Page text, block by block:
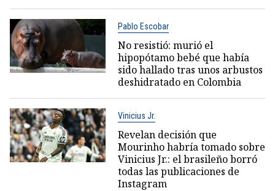
Pablo Escobar
No resistió: murió el
hipopótamo bebé que había
sido hallado tras unos arbustos
deshidratado en Colombia
Vinicius Jr.
Revelan decisión que
Mourinho habría tomado sobre
Vinicius Jr.: el brasileño borró
todas las publicaciones de
Instagram